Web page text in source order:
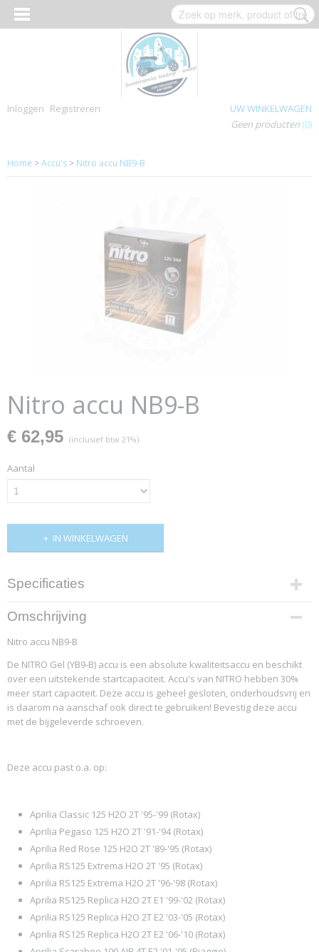
Inloggen Registreren
UW WINKELWAGEN
Geen producten (0)
Home >Accu's > Nitro accu NB9-B
Nitro accu NB9-B
€ 62,95 (inclusief btw 21%)
Aantal
IN WINKELWAGEN
Specificaties
EAN code
7428473559154
Netto gewicht
Afmetingen (l,b,h)
Voltage
12 volt
Omschrijving
Nitro accu NB9-B
De NITRO Gel (YB9-B) accu is een absolute kwaliteitsaccu en beschikt
over een uitstekende startcapaciteit. Accu's van NITRO hebben 30%
meer start capaciteit. Deze accu is geheel gesloten, onderhoudsvrij en
is daarom na aanschaf ook direct te gebruiken! Bevestig deze accu
met de bijgeleverde schroeven.
Deze accu past o.a. op:
Aprilia Classic 125 H2O 2T '95-'99 (Rotax)
Aprilia Pegaso 125 H2O 2T '91-'94 (Rotax)
Aprilia Red Rose 125 H2O 2T '89-'95 (Rotax)
Aprilia RS125 Extrema H2O 2T '95 (Rotax)
Aprilia RS125 Extrema H2O 2T '96-'98 (Rotax)
Aprilia RS125 Replica H2O 2T E1 '99-'02 (Rotax)
Aprilia RS125 Replica H2O 2T E2 '03-'05 (Rotax)
Aprilia RS125 Replica H2O 2T E2 '06-'10 (Rotax)